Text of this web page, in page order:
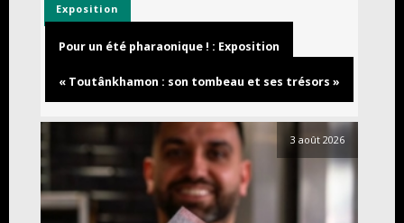
Exposition
Pour un été pharaonique ! : Exposition
« Toutânkhamon : son tombeau et ses trésors »
3 août 2026